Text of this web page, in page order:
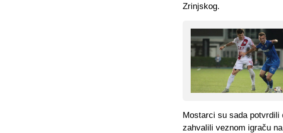
Zrinjskog.
Mostarci su sada
zahvalili veznom igraču